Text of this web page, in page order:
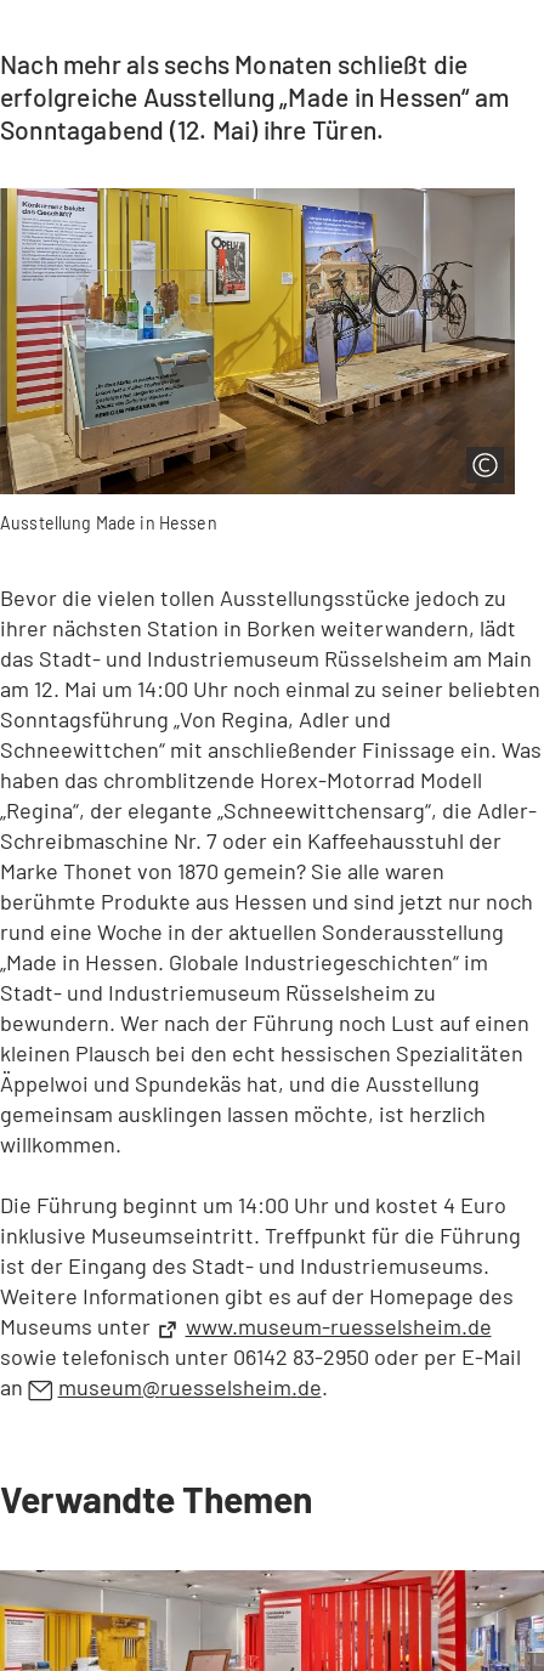
Nach mehr als sechs Monaten schließt die
erfolgreiche Ausstellung „Made in Hessen“ am
Sonntagabend (12. Mai) ihre Türen.
Ausstellung Made in Hessen
Bevor die vielen tollen Ausstellungsstücke jedoch zu
ihrer nächsten Station in Borken weiterwandern, lädt
das Stadt- und Industriemuseum Rüsselsheim am Main
am 12. Mai um 14:00 Uhr noch einmal zu seiner beliebten
Sonntagsführung „Von Regina, Adler und
Schneewittchen“ mit anschließender Finissage ein. Was
haben das chromblitzende Horex-Motorrad Modell
„Regina“, der elegante „Schneewittchensarg“, die Adler-
Schreibmaschine Nr. 7 oder ein Kaffeehausstuhl der
Marke Thonet von 1870 gemein? Sie alle waren
berühmte Produkte aus Hessen und sind jetzt nur noch
rund eine Woche in der aktuellen Sonderausstellung
„Made in Hessen. Globale Industriegeschichten“ im
Stadt- und Industriemuseum Rüsselsheim zu
bewundern. Wer nach der Führung noch Lust auf einen
kleinen Plausch bei den echt hessischen Spezialitäten
Äppelwoi und Spundekäs hat, und die Ausstellung
gemeinsam ausklingen lassen möchte, ist herzlich
willkommen.
Die Führung beginnt um 14:00 Uhr und kostet 4 Euro
inklusive Museumseintritt. Treffpunkt für die Führung
ist der Eingang des Stadt- und Industriemuseums.
Weitere Informationen gibt es auf der Homepage des
Museums unter
www.museum-ruesselsheim.de
(Öffnet
in
einem
sowie telefonisch unter 06142 83-2950 oder per E-Mail
an
museum ruesselsheim de.
Verwandte Themen